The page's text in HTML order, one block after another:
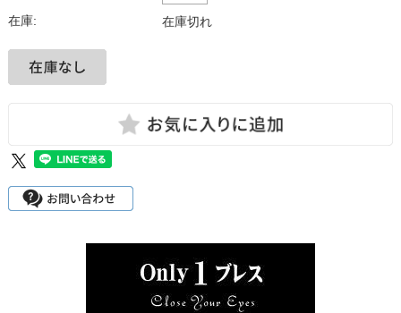
在庫: 在庫切れ